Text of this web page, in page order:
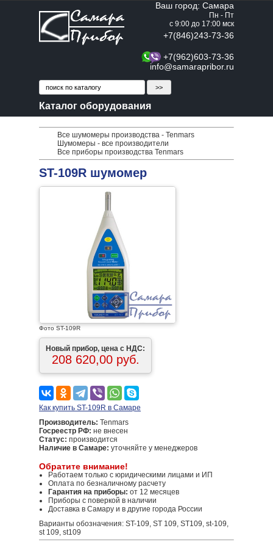
Ваш город: Самара
Пн - Пт
с 9:00 до 17:00 мск
+7(846)243-73-36
+7(962)603-73-36
info@samarapribor.ru
Каталог оборудования
Все шумомеры производства - Tenmars
Шумомеры - все производители
Все приборы производства Tenmars
ST-109R шумомер
Фото ST-109R
Новый прибор, цена с НДС:
208 620,00 руб.
Как купить ST-109R в Самаре
Производитель: Tenmars
Госреестр РФ: не внесен
Статус: производится
Наличие в Самаре: уточняйте у менеджеров
Обратите внимание!
Работаем только с юридическими лицами и ИП
Оплата по безналичному расчету
Гарантия на приборы: от 12 месяцев
Приборы с поверкой в наличии
Доставка в Самару и в другие города России
Варианты обозначения: ST-109, ST 109, ST109, st-109,
st 109, st109